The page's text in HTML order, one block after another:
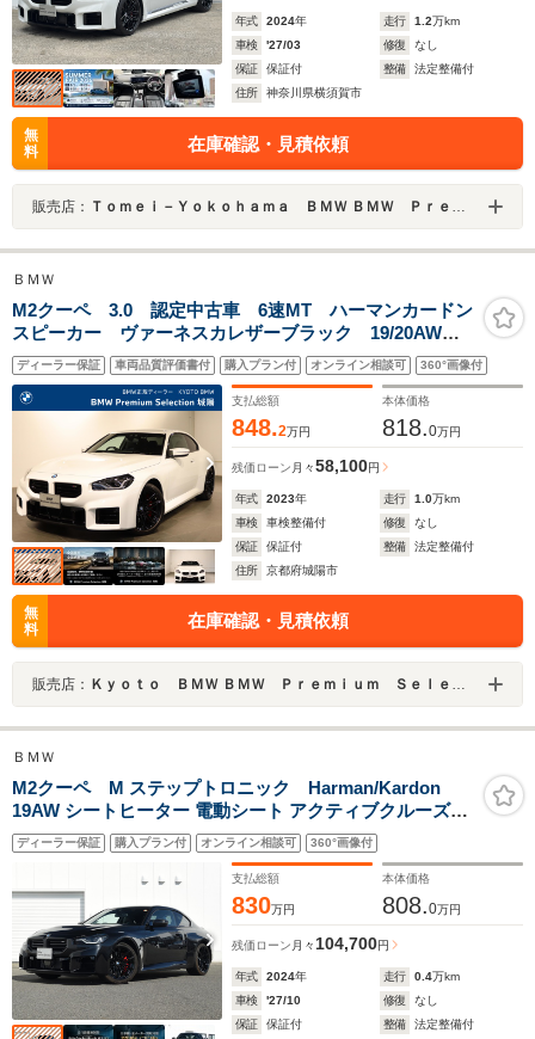
年式 2024年 走行 1.2万km
車検
'27/03 修復
なし
保証
保証付 整備
法定整備付
住所
神奈川県横須賀市
無
料
在庫確認・見積依頼
販売店： Ｔｏｍｅｉ－Ｙｏｋｏｈａｍａ ＢＭＷ ＢＭＷ Ｐｒｅｍｉｕｍ Ｓｅｌｅｃｔｉｏｎ 横須賀
ＢＭＷ
M2クーペ 3.0 認定中古車 6速MT ハーマンカードン
スピーカー ヴァーネスカレザーブラック 19/20AW
フロントシートヒーター ドライビングアシスト バッ
クカメラ 純正ナビ
ディーラー保証 車両品質評価書付 購入プラン付 オンライン相談可 360°画像付
支払総額
848.2万円
本体価格
818.0万円
残価ローン 月々58,100円
年式 2023年 走行 1.0万km
車検
車検整備付 修復
なし
保証
保証付 整備
法定整備付
住所
京都府城陽市
無
料
在庫確認・見積依頼
販売店： Ｋｙｏｔｏ ＢＭＷ ＢＭＷ Ｐｒｅｍｉｕｍ Ｓｅｌｅｃｔｉｏｎ 城陽
ＢＭＷ
M2クーペ M ステップトロニック Harman/Kardon
19AW シートヒーター 電動シート アクティブクルーズコ
ントロール Mコンパウンドブレーキ・レッド アダプティ
ブLEDヘッドライト コンフォートアクセス パークアシス
ト バックカメラ
ディーラー保証 購入プラン付 オンライン相談可 360°画像付
支払総額
830万円
本体価格
808.0万円
残価ローン 月々 104,700円
年式 2024年 走行 0.4万km
車検
'27/10 修復
なし
保証
保証付 整備
法定整備付